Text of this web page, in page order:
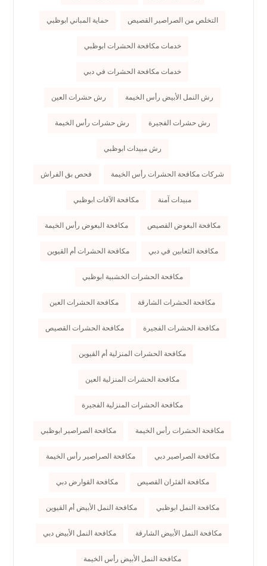
التخلص من الصراصير القصيص حماية المباني ابوظبي
خدمات مكافحة الحشرات ابوظبي
خدمات مكافحة الحشرات في دبي
رش النمل الأبيض رأس الخيمة رش حشرات العين
رش حشرات الفجيرة رش حشرات رأس الخيمة
رش مبيدات ابوظبي
شركات مكافحة الحشرات رأس الخيمة فحص بق الفراش
مبيدات آمنة مكافحة الآفات ابوظبي
مكافحة البعوض القصيص مكافحة البعوض رأس الخيمة
مكافحة الثعابين في دبي مكافحة الحشرات أم القيوين
مكافحة الحشرات الخشبية ابوظبي
مكافحة الحشرات الشارقة مكافحة الحشرات العين
مكافحة الحشرات الفجيرة مكافحة الحشرات القصيص
مكافحة الحشرات المنزلية أم القيوين
مكافحة الحشرات المنزلية العين
مكافحة الحشرات المنزلية الفجيرة
مكافحة الحشرات رأس الخيمة مكافحة الصراصير ابوظبي
مكافحة الصراصير دبي مكافحة الصراصير رأس الخيمة
مكافحة الفئران القصيص مكافحة القوارض دبي
مكافحة النمل ابوظبي مكافحة النمل الأبيض أم القيوين
مكافحة النمل الأبيض الشارقة مكافحة النمل الأبيض دبي
مكافحة النمل الأبيض رأس الخيمة